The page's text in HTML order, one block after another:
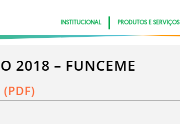
INSTITUCIONAL PRODUTOS E SERVIÇOS
2018 – FUNCEME